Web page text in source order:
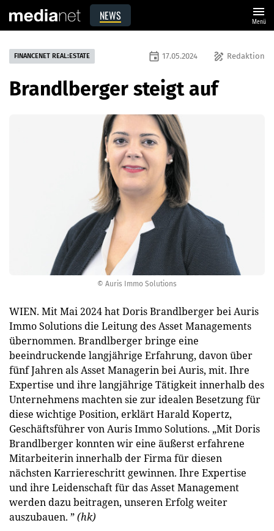
NEWS menu
Menü
© Auris Immo Solutions
FINANCENET REAL:ESTATE draw Redaktion
event 17.05.2024
Brandlberger steigt auf
WIEN. Mit Mai 2024 hat Doris Brandlberger bei Auris
Immo Solutions die Leitung des Asset Managements
übernommen. Brandlberger bringe eine
beeindruckende langjährige Erfahrung, davon über
fünf Jahren als Asset Managerin bei Auris, mit. Ihre
Expertise und ihre langjährige Tätigkeit innerhalb des
Unternehmens machten sie zur idealen Besetzung für
diese wichtige Position, erklärt Harald Kopertz,
Geschäftsführer von Auris Immo Solutions. „Mit Doris
Brandlberger konnten wir eine äußerst erfahrene
Mitarbeiterin innerhalb der Firma für diesen
nächsten Karriereschritt gewinnen. Ihre Expertise
und ihre Leidenschaft für das Asset Management
werden dazu beitragen, unseren Erfolg weiter
auszubauen. ”(hk)